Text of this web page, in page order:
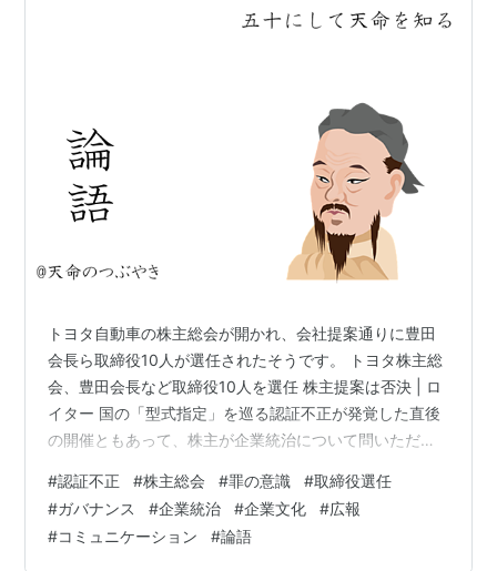
トヨタ自動車の株主総会が開かれ、会社提案通りに豊田
会長ら取締役10人が選任されたそうです。 トヨタ株主総
会、豊田会長など取締役10人を選任 株主提案は否決 | ロ
イター 国の「型式指定」を巡る認証不正が発覚した直後
の開催ともあって、株主が企業統治について問いただす
るが、不正の責任を問う声も上がっており、企業統治に
は厳しい視線が注がれる。（出所：日本経済新聞） 米大
手議決権行使助言会社2社が豊田会長の選任に反対を推奨
#認証不正 #株主総会 #罪の意識 #取締役選任
#ガバナンス #企業統治 #企業文化 #広報
#コミュニケーション #論語